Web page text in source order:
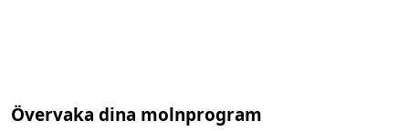
Övervaka dina molnprogram